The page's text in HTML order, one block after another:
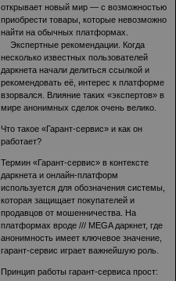
открывает новый мир — с возможностью
приобрести товары, которые невозможно
найти на обычных платформах.
Экспертные рекомендации. Когда
несколько известных пользователей
даркнета начали делиться ссылкой и
рекомендовать её, интерес к платформе
взорвался. Влияние таких «экспертов» в
мире анонимных сделок очень велико.
Что такое «Гарант-сервис» и как он
работает?
Термин «Гарант-сервис» в контексте
даркнета и онлайн-платформ
используется для обозначения системы,
которая защищает покупателей и
продавцов от мошенничества. На
платформах вроде /// MEGA даркнет, где
анонимность имеет ключевое значение,
гарант-сервис играет важнейшую роль.
Принцип работы гарант-сервиса прост: